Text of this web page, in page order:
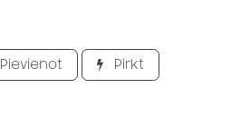
Pievienot Pirkt